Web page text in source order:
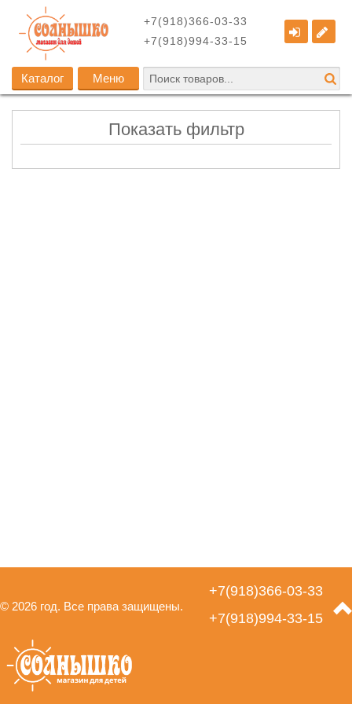
+7(918)366-03-33
+7(918)994-33-15
Каталог Меню
Показать фильтр
© 2026 год. Все права защищены.
+7(918)366-03-33
+7(918)994-33-15